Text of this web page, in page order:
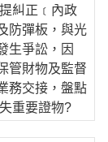
糾正﹝內政
防彈板，與光
生爭訟，因
管財物及監督
務交接，盤點
重要證物?